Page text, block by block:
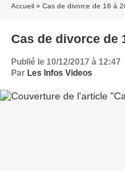
Accueil » Cas de divorce de 16 à
Cas de divorce de
Publié le 10/12/2017 à 12:47
Par Les Infos Videos